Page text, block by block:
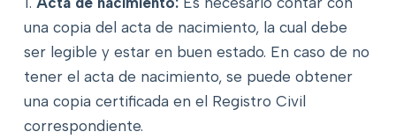
una copia del acta de nacimiento, la cual debe
ser legible y estar en buen estado. En caso de no
tener el acta de nacimiento, se puede obtener
una copia certificada en el Registro Civil
correspondiente.